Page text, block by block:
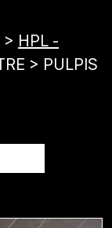
> HPL -
> PULPIS